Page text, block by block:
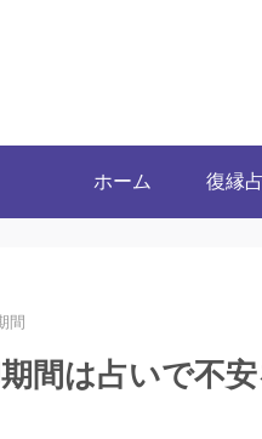
ホーム 復縁
間
間は占いで不